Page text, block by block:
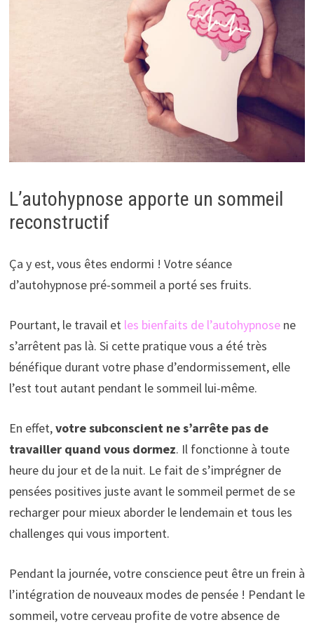
L’autohypnose apporte un sommeil
reconstructif
Ça y est, vous êtes endormi ! Votre séance
d’autohypnose pré-sommeil a porté ses fruits.
Pourtant, le travail et les bienfaits de l’autohypnose ne
s’arrêtent pas là. Si cette pratique vous a été très
bénéfique durant votre phase d’endormissement, elle
l’est tout autant pendant le sommeil lui-même.
En effet,votre subconscient ne s’arrête pas de
travailler quand vous dormez. Il fonctionne à toute
heure du jour et de la nuit. Le fait de s’imprégner de
pensées positives juste avant le sommeil permet de se
recharger pour mieux aborder le lendemain et tous les
challenges qui vous importent.
Pendant la journée, votre conscience peut être un frein à
l’intégration de nouveaux modes de pensée ! Pendant le
sommeil, votre cerveau profite de votre absence de